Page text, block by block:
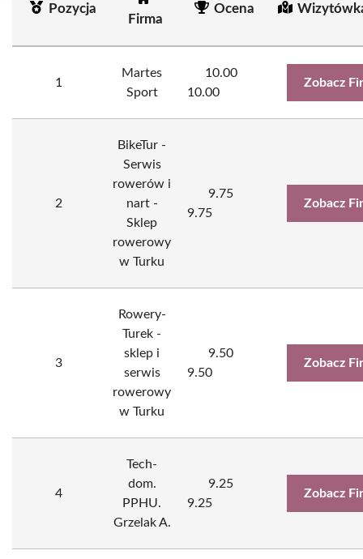
Pozycja
Firma
Ocena
1
Martes
Sport
10.00
10.00
Zobacz
2
BikeTur -
Serwis
rowerów i
nart -
Sklep
rowerowy
w Turku
9.75
9.75
Zobacz
3
Rowery-
Turek -
sklep i
serwis
rowerowy
w Turku
9.50
9.50
Zobacz
4
Tech-
dom.
PPHU.
Grzelak A.
9.25
9.25
Zobacz